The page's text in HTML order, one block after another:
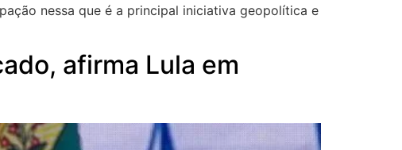
nessa que é a principal iniciativa geopolítica e
afirma Lula em